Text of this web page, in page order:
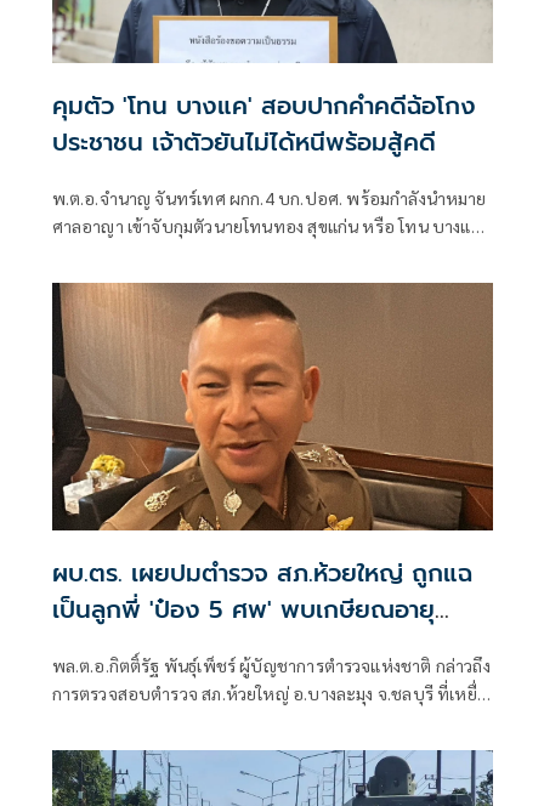
คุมตัว 'โทน บางแค' สอบปากคำคดีฉ้อโกง
ประชาชน เจ้าตัวยันไม่ได้หนีพร้อมสู้คดี
พ.ต.อ.จำนาญ จันทร์เทศ ผกก.4 บก.ปอศ. พร้อมกำลังนำหมาย
ศาลอาญา เข้าจับกุมตัวนายโทนทอง สุขแก่น หรือ โทน บางแค
บางกรวย จ.นนทบุรี หลังจากช่วงกลางดึกของวันที่ 5 สิงหาคม ที่
ผ่านมาโทน บางแค ได้ไหวตัวทันหลบหนีออกจากบ้านพักก่อน
ที่เจ้าหน้าที่จะเข้าปฏิบัติการในช่วงเช้าของวันนี้ (6ส.ค.)
ผบ.ตร. เผยปมตำรวจ สภ.ห้วยใหญ่ ถูกแฉ
เป็นลูกพี่ 'ป๋อง 5 ศพ' พบเกษียณอายุ
ตั้งแต่ปี 57
พล.ต.อ.กิตติ์รัฐ พันธุ์เพ็ชร์ ผู้บัญชาการตำรวจแห่งชาติ กล่าวถึง
การตรวจสอบตำรวจ สภ.ห้วยใหญ่ อ.บางละมุง จ.ชลบุรี ที่เหยื่อ
มาระบุว่า นายป๋องเป็นเด็กเดินยาของตำรวจ สภ.ห้วยใหญ่